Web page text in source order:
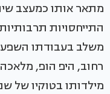
מתאר אותו כמעצב
התייחסויות
משלב בעבודתו
רחוב, היפ הופ, מלאכה
מילדותו בטוקיו של